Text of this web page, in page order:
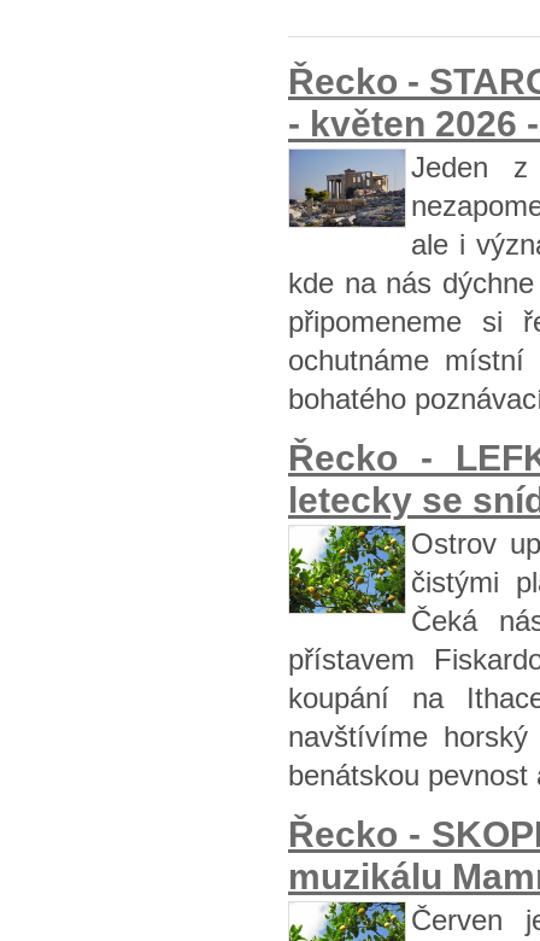
Řecko -
- květen 2026
Jeden z
ale i
kde na nás
připomeneme si
ochutnáme
bohatého
Řecko -
letecky se
Ostrov
čistými
Čeká
přístavem
koupání na
navštívíme
benátskou
Řecko -
muzikálu
Červen